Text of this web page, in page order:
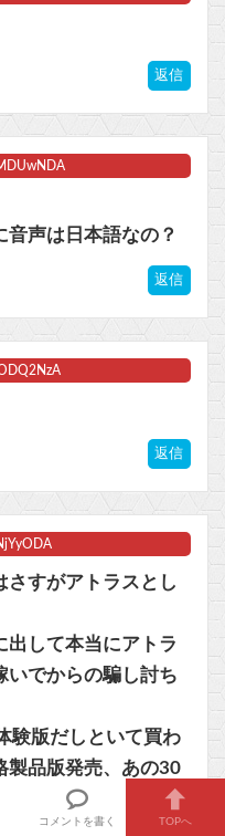
返信
声は日本語なの？
返信
返信
さすがアトラスとし
出して本当にアトラ
いでからの騙し討ち
験版だしといて買わ
製品版発売、あの30
んだという汚い売り
本当に凄い
コメントを書く TOPへ